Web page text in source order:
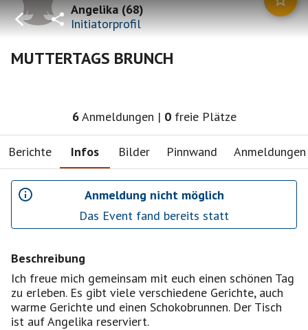
Angelika(68)
Initiatorprofil
MUTTERTAGS BRUNCH
6Anmeldungen | 0 freie Plätze
Berichte Infos Bilder Pinnwand Anmeldungen
Anmeldung nicht möglich
Das Event fand bereits statt
Beschreibung
Ich freue mich gemeinsam mit euch einen schönen Tag
zu erleben. Es gibt viele verschiedene Gerichte, auch
warme Gerichte und einen Schokobrunnen. Der Tisch
ist auf Angelika reserviert.